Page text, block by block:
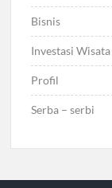
Bisnis
Investasi Wisata
Profil
Serba – serbi